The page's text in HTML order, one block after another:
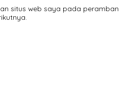
situs web saya pada peramban